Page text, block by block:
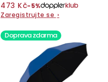
473 Kč−5%
Zaregistrujte se ›
Doprava zdarma